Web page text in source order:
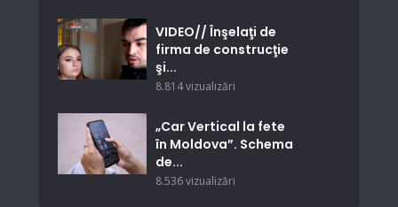
VIDEO// Înşelaţi de
firma de construcţie
şi...
8.814 vizualizări
„Car Vertical la fete
în Moldova”. Schema
de...
8.536 vizualizări